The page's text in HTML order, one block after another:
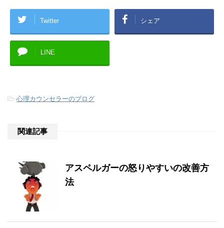
Twitter シェア
LINE
-心理カウンセラーのブログ
関連記事
アスペルガーの怒りやすいの改善方
法